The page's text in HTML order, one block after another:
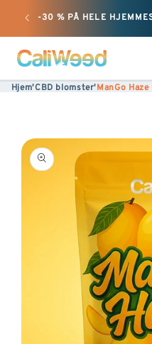
Ignorer
og gå
videre
til
indholdet
-30 % PÅ HELE
Hjem'CBD blomster'ManGo Haze
Gå til
produktinformation